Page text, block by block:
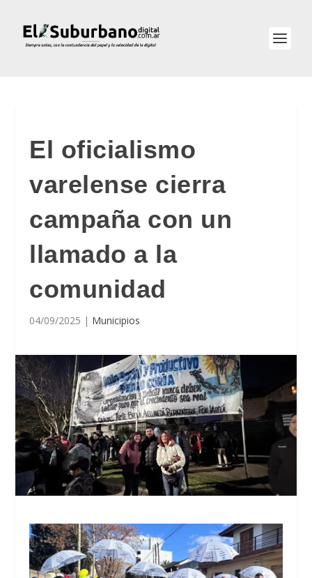
El oficialismo
varelense cierra
campaña con un
llamado a la
comunidad
04/09/2025 | Municipios